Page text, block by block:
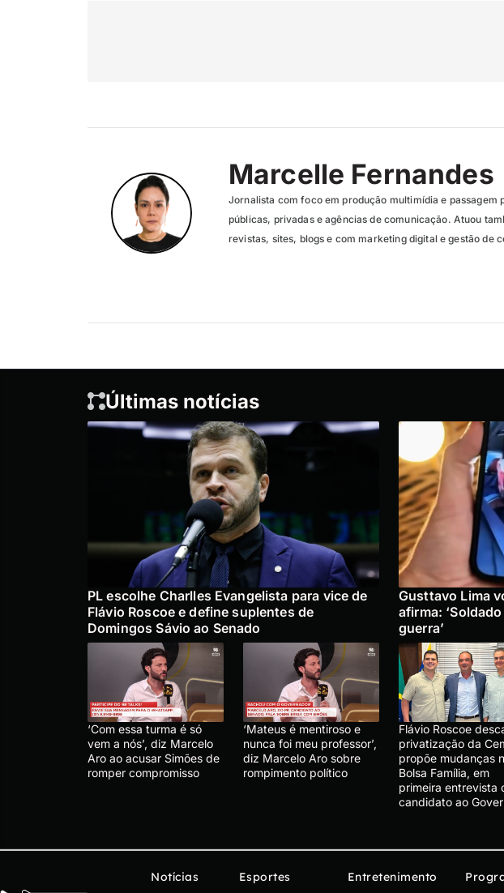
Marcelle Fernandes
Jornalista com foco em produção multimídia e passagem
públicas, privadas e agências de comunicação. Atuou
revistas, sites, blogs e com marketing digital e gestão de
Últimas notícias
PL escolhe Charlles Evangelista para vice de
Flávio Roscoe e define suplentes de
Domingos Sávio ao Senado
Gusttavo Lima
afirma:
guerra’
‘Com essa turma é só
vem a nós’, diz Marcelo
Aro ao acusar Simões de
romper compromisso
‘Mateus é mentiroso e
nunca foi meu professor’,
diz Marcelo Aro sobre
rompimento político
Flávio Roscoe
privatização da
propõe mudanças
Bolsa Família, em
primeira entrevista
candidato ao
Notícias
Esportes
Entretenimento